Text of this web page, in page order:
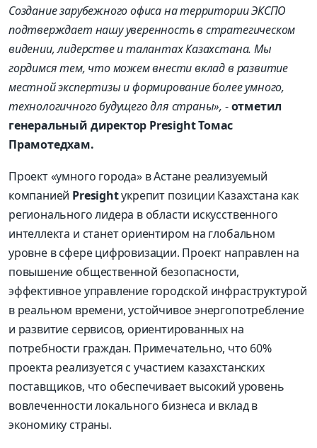
Создание зарубежного офиса на территории ЭКСПО
подтверждает нашу уверенность в стратегическом
видении, лидерстве и талантах Казахстана. Мы
гордимся тем, что можем внести вклад в развитие
местной экспертизы и формирование более умного,
технологичного будущего для страны», -отметил
генеральный директор PresightТомас
Прамотедхам.
Проект «умного города» в Астане реализуемый
компанией Presightукрепит позиции Казахстана как
регионального лидера в области искусственного
интеллекта и станет ориентиром на глобальном
уровне в сфере цифровизации. Проект направлен на
повышение общественной безопасности,
эффективное управление городской инфраструктурой
в реальном времени, устойчивое энергопотребление
и развитие сервисов, ориентированных на
потребности граждан. Примечательно, что 60%
проекта реализуется с участием казахстанских
поставщиков, что обеспечивает высокий уровень
вовлеченности локального бизнеса и вклад в
экономику страны.